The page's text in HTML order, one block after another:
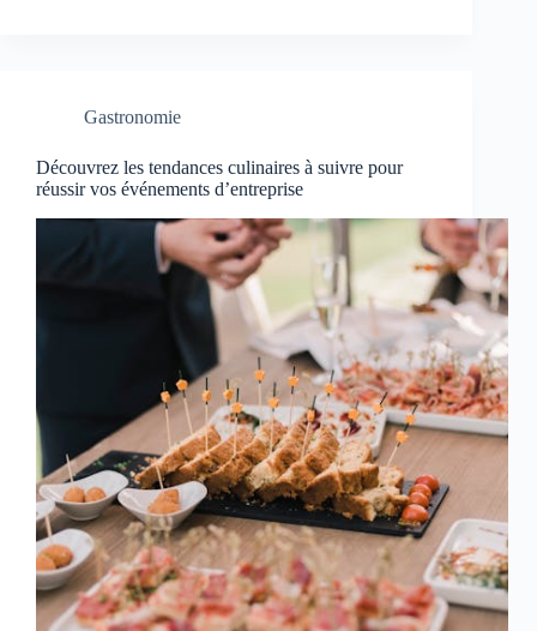
Gastronomie
Découvrez les tendances culinaires à suivre pour
réussir vos événements d’entreprise